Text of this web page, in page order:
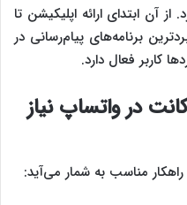
آن ابتدای ارائه اپلیکیشن تا
برنامه‌های پیام‌رسانی در
کاربر فعال دارد.
در واتساپ نیاز
مناسب به شمار می‌آید: